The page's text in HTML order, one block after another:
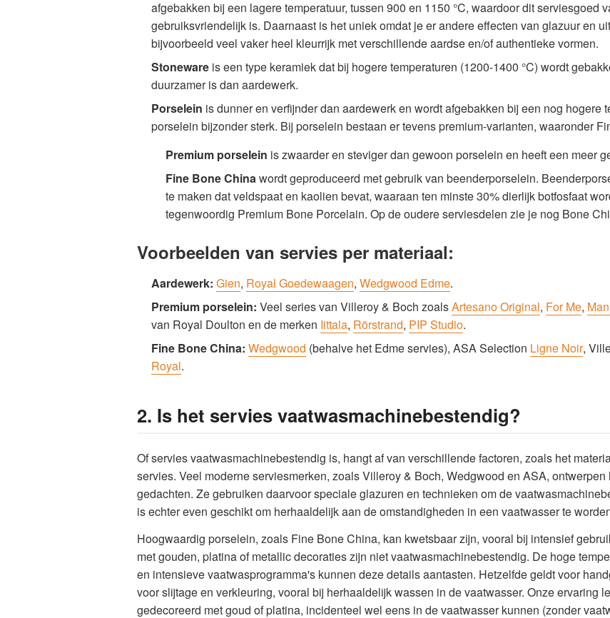
afgebakken bij een lagere temperatuur, tussen 900 en 1150 °C, waardoor dit serviesgoed
gebruiksvriendelijk is. Daarnaast is het uniek omdat je er andere effecten van glazuur en
bijvoorbeeld veel vaker heel kleurrijk met verschillende aardse en/of authentieke vormen.
Stoneware is een type keramiek dat bij hogere temperaturen (1200-1400 °C) wordt
duurzamer is dan aardewerk.
Porselein is dunner en verfijnder dan aardewerk en wordt afgebakken bij een nog hogere
porselein bijzonder sterk. Bij porselein bestaan er tevens premium-varianten, waaronder
Premium porselein is zwaarder en steviger dan gewoon porselein en heeft een meer
Fine Bone Chinawordt geproduceerd met gebruik van beenderporselein.
te maken dat veldspaat en kaolien bevat, waaraan ten minste 30% dierlijk botfosfaat
tegenwoordig Premium Bone Porcelain. Op de oudere serviesdelen zie je nog Bone
Voorbeelden van servies per materiaal:
Aardewerk: Gien, Royal Goedewaagen, Wedgwood Edme.
Premium porselein: Veel series van Villeroy & Boch zoalsArtesano Original, For Me,
van Royal Doulton en de merken Iittala, Rörstrand, PIP Studio.
Fine Bone China: Wedgwood (behalve het Edme servies), ASA Selection Ligne Noir,
Royal.
2. Is het servies vaatwasmachinebestendig?
Of servies vaatwasmachinebestendig is, hangt af van verschillende factoren, zoals het
servies. Veel moderne serviesmerken, zoals Villeroy & Boch, Wedgwood en ASA,
gedachten. Ze gebruiken daarvoor speciale glazuren en technieken om de
is echter even geschikt om herhaaldelijk aan de omstandigheden in een vaatwasser te
Hoogwaardig porselein, zoals Fine Bone China, kan kwetsbaar zijn, vooral bij intensief
met gouden, platina of metallic decoraties zijn niet vaatwasmachinebestendig. De hoge
en intensieve vaatwasprogramma's kunnen deze details aantasten. Hetzelfde geldt voor
voor slijtage en verkleuring, vooral bij herhaaldelijk wassen in de vaatwasser. Onze ervaring
gedecoreerd met goud of platina, incidenteel wel eens in de vaatwasser kunnen (zonder